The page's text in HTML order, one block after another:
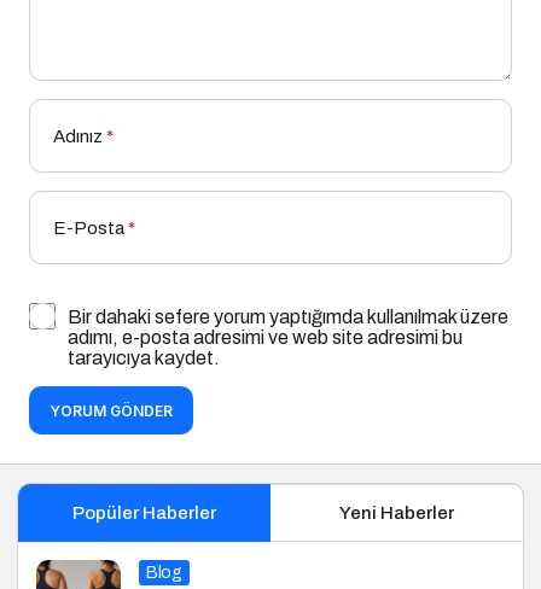
Adınız *
E-Posta*
Bir dahaki sefere yorum yaptığımda kullanılmak üzere
adımı, e-posta adresimi ve web site adresimi bu
tarayıcıya kaydet.
YORUM GÖNDER
Popüler Haberler Yeni Haberler
Blog